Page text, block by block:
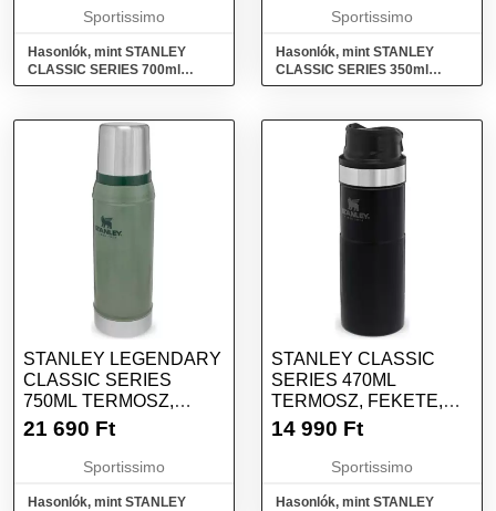
Sportissimo
Hasonlók, mint STANLEY
CLASSIC SERIES 700ml
Ételtermosz, zöld, méret
Sportissimo
Hasonlók, mint STANLEY
CLASSIC SERIES 350ml
Termobögre, fekete, méret
STANLEY LEGENDARY
CLASSIC SERIES
750ML TERMOSZ,
ZÖLD, MÉRET
21 690 Ft
Sportissimo
Hasonlók, mint STANLEY
STANLEY CLASSIC
SERIES 470ML
TERMOSZ, FEKETE,
MÉRET
14 990 Ft
Sportissimo
Hasonlók, mint STANLEY